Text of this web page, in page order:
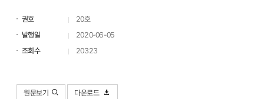
권호
20호
발행일
2020-06-05
조회수
20323
원문보기 다운로드